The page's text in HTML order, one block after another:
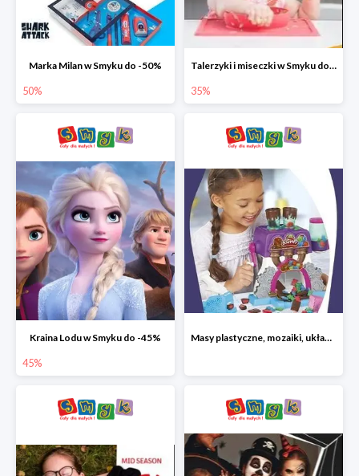
Marka Milan w Smyku do -50%
50%
Talerzyki i miseczki w Smyku do -35%
35%
Kraina Lodu w Smyku do -45%
45%
Masy plastyczne, mozaiki, układanki do -45%